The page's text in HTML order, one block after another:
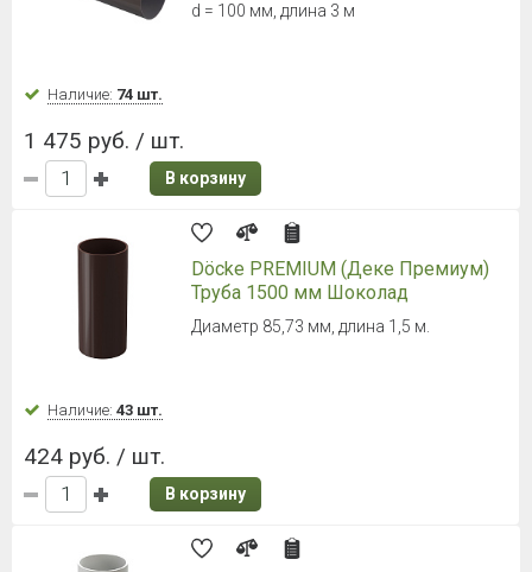
d = 100 мм, длина 3 м
Наличие: 74 шт.
1 475 руб. / шт.
В корзину
Döcke PREMIUM (Деке Премиум)
Труба 1500 мм Шоколад
Диаметр 85,73 мм, длина 1,5 м.
Наличие: 43 шт.
424 руб. / шт.
В корзину